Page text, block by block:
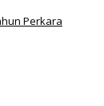
Perkara